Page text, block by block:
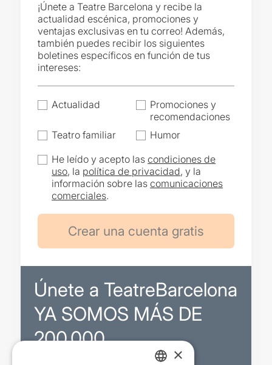
¡Únete a Teatre Barcelona y recibe la
actualidad escénica, promociones y
ventajas exclusivas en tu correo! Además,
también puedes recibir los siguientes
boletines específicos en función de tus
intereses:
Actualidad
Promociones y
recomendaciones
Teatro familiar
Humor
He leído y acepto lascondiciones de
uso, la política de privacidad, y la
información sobre lascomunicaciones
comerciales.
Únete a TeatreBarcelona
YA SOMOS MÁS DE
200.000
×